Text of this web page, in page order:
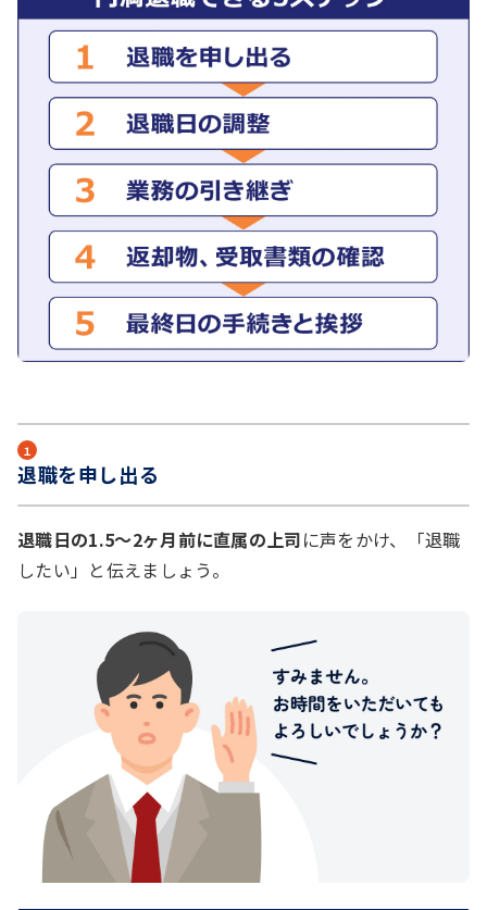
１
退職を申し出る
退職日の1.5～2ヶ月前に直属の上司に声をかけ、「退職
したい」と伝えましょう。